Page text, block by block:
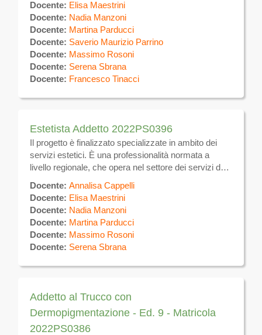
Docente: Elisa Maestrini
Docente: Nadia Manzoni
Docente: Martina Parducci
Docente: Saverio Maurizio Parrino
Docente: Massimo Rosoni
Docente: Serena Sbrana
Docente: Francesco Tinacci
Estetista Addetto 2022PS0396
Il progetto è finalizzato specializzate in ambito dei
servizi estetici. È una professionalità normata a
livello regionale, che opera nel settore dei servizi dei
estetici sulla superficie del corpo volti alla
presso aziende del settore estetico.
Docente: Annalisa Cappelli
Docente: Elisa Maestrini
Docente: Nadia Manzoni
Docente: Martina Parducci
Docente: Massimo Rosoni
Docente: Serena Sbrana
Addetto al Trucco con
Dermopigmentazione - Ed. 9 - Matricola
2022PS0386